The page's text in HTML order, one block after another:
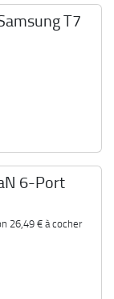
T7
6-Port
26,49 €à cocher